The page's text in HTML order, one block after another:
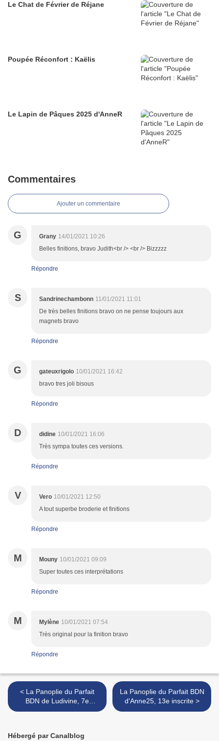
Le Chat de Février de Réjane
Poupée Réconfort : Kaëlis
Le Lapin de Pâques 2025 d'AnneR
Commentaires
Ajouter un commentaire
G Grany 14/01/2021 10:26
Belles finitions, bravo Judith<br /> <br /> Bizzzzz
Répondre
S Sandrinechambonn 11/01/2021 11:01
De très belles finitions bravo on ne pense toujours aux
magnets bravo
Répondre
G gateuxrigolo 10/01/2021 16:42
bravo tres joli bisous
Répondre
D didine 10/01/2021 16:06
Très sympa toutes ces versions.
Répondre
V Vero 10/01/2021 12:50
A tout superbe broderie et finitions
Répondre
M Mouny 10/01/2021 09:09
Super toutes ces interprétations
Répondre
M Mylène 10/01/2021 07:54
Très original pour la finition bravo
Répondre
< La Panoplie du Parfait
BDN de Ludivine, 7e
inscrite
La Panoplie du Parfait BDN
d'Anne25, 13e inscrite >
Hébergé par Canalblog